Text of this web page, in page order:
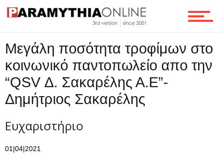
Επικοινωνία
Mεγάλη ποσότητα τροφίμων στο
κοινωνικό παντοπωλείο απο την
“QSV Δ. Σακαρέλης Α.Ε”-
Δημήτριος Σακαρέλης
Ευχαριστήριο
01|04|2021